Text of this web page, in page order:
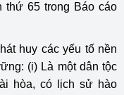
thứ 65 trong Báo cáo
huy các yếu tố nền
(i) Là một dân tộc
hòa, có lịch sử hào